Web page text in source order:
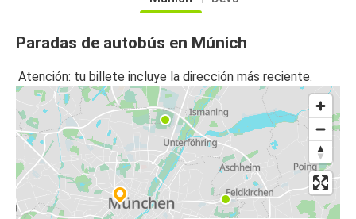
Paradas de autobús en Múnich
Atención: tu billete incluye la dirección más reciente.